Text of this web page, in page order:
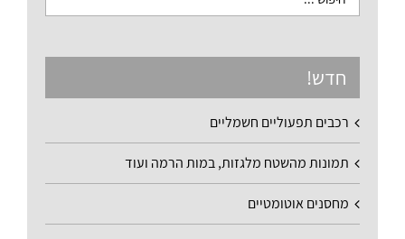
חדש!
רכבים תפעוליים חשמליים
תמונות מהשטח מלגזות, במות הרמה ועוד
מחסנים אוטומטיים